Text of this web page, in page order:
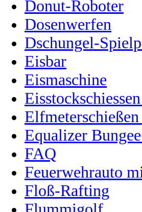
Donut-Roboter
Dosenwerfen
Dschungel-
Eisbar
Eismaschine
Equalizer
FAQ
Feuerwehrauto
Floß-Rafting